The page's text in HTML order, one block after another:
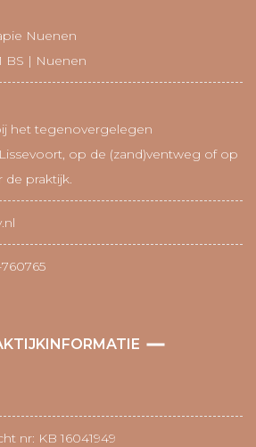
Nuenen
BS | Nuenen
het tegenovergelegen
op de (zand)ventweg of op
de praktijk.
nr: KB 16041949